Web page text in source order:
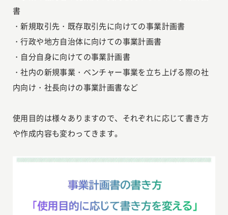
書
・新規取引先・既存取引先に向けての事業計画書
・行政や地方自治体に向けての事業計画書
・自分自身に向けての事業計画書
・社内の新規事業・ベンチャー事業を立ち上げる際の社
内向け・社長向けの事業計画書など
使用目的は様々ありますので、それぞれに応じて書き方
や作成内容も変わってきます。